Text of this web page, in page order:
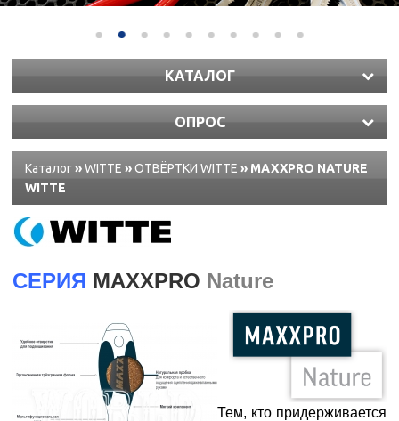
КАТАЛОГ
ОПРОС
Каталог»WITTE »ОТВЁРТКИ WITTE » MAXXPRO NATURE
WITTE
СЕРИЯ MAXXPRO Nature
Тем, кто придерживается